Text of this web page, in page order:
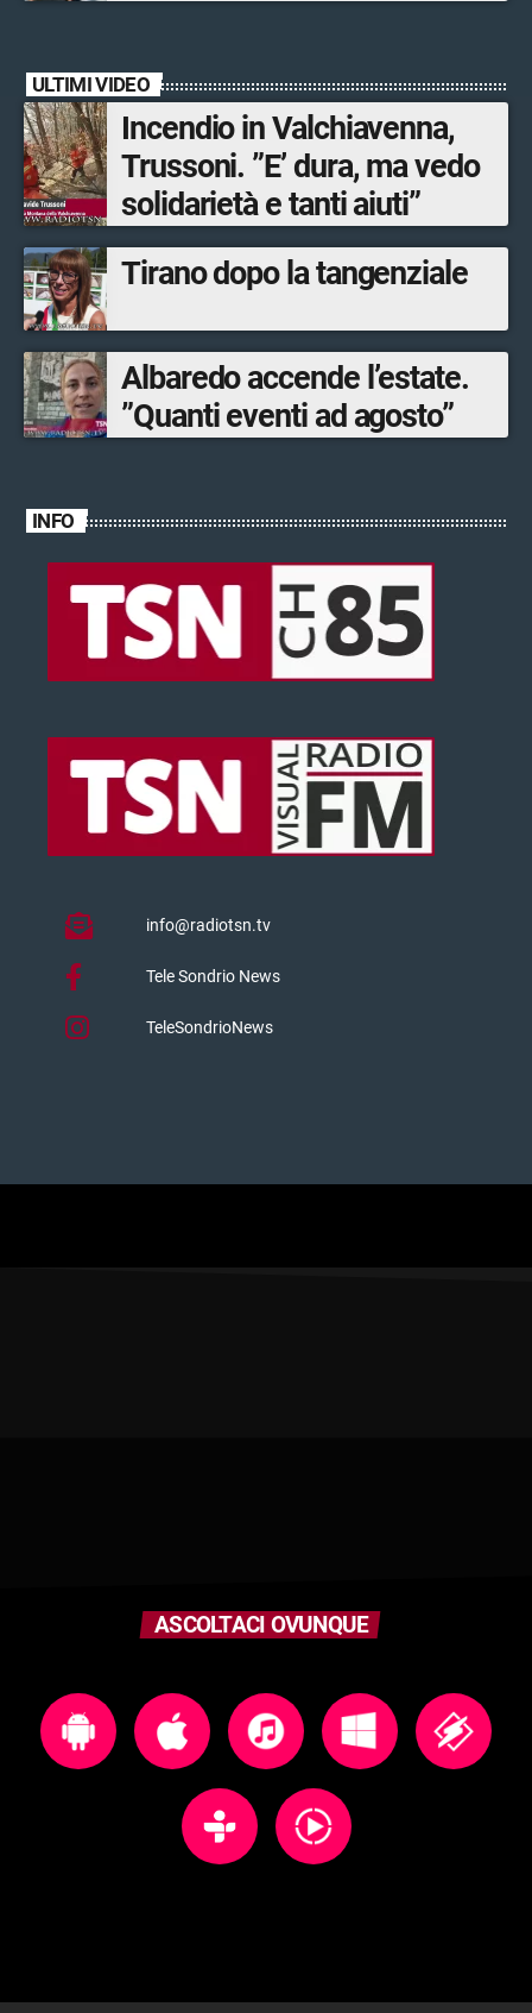
musica dal vivo
ULTIMI VIDEO
Incendio in Valchiavenna,
Trussoni. ”E’ dura, ma vedo
solidarietà e tanti aiuti”
Tirano dopo la tangenziale
Albaredo accende l’estate.
”Quanti eventi ad agosto”
INFO
info@radiotsn.tv
Tele Sondrio News
TeleSondrioNews
ASCOLTACI OVUNQUE